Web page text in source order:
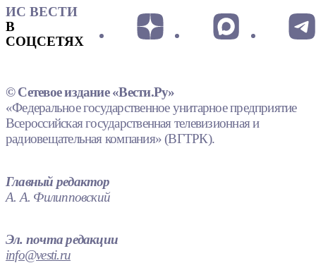
ИС ВЕСТИ
В
СОЦСЕТЯХ
© Сетевое издание «Вести.Ру»
«Федеральное государственное унитарное предприятие
Всероссийская государственная телевизионная и
радиовещательная компания» (ВГТРК).
Главный редактор
А. А. Филипповский
Эл. почта редакции
info@vesti.ru